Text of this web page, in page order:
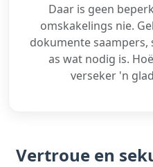
Daar is geen
omskakelings nie.
dokumente saampers,
as wat nodig is.
verseker 'n
Vertroue en